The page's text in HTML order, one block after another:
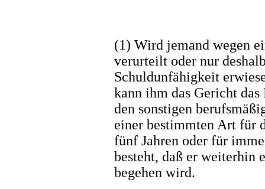
(1) Wird jemand wegen
verurteilt oder nur
Schuldunfähigkeit
kann ihm das Gericht
den sonstigen
einer bestimmten Art für
fünf Jahren oder für
besteht, daß er weiterhin
begehen wird.